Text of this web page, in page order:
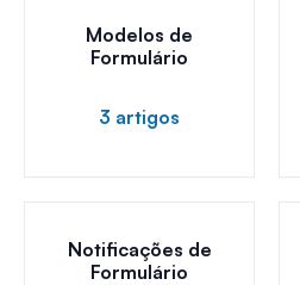
Modelos de
Formulário
3 artigos
Notificações de
Formulário